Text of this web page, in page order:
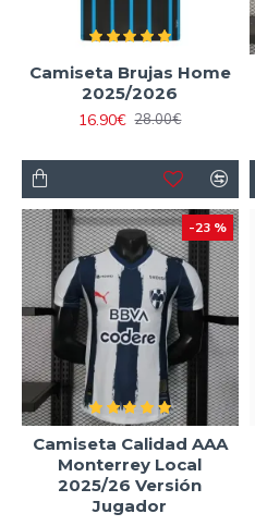
Camiseta Brujas Home
2025/2026
16.90€ 28.00€
-23 %
Camiseta Calidad AAA
Monterrey Local
2025/26 Versión
Jugador